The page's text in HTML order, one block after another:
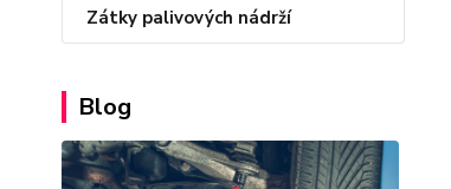
Zátky palivových nádrží
Blog